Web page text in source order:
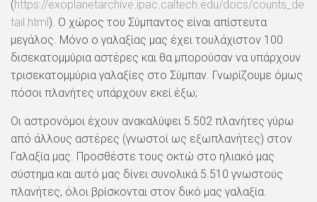
(https://exoplanetarchive.ipac.caltech.edu/docs/counts_de
tail.html). Ο χώρος του Σύμπαντος είναι απίστευτα
μεγάλος. Μόνο ο γαλαξίας μας έχει τουλάχιστον 100
δισεκατομμύρια αστέρες και θα μπορούσαν να υπάρχουν
τρισεκατομμύρια γαλαξίες στο Σύμπαν. Γνωρίζουμε όμως
πόσοι πλανήτες υπάρχουν εκεί έξω;
Οι αστρονόμοι έχουν ανακαλύψει 5.502 πλανήτες γύρω
από άλλους αστέρες (γνωστοί ως εξωπλανήτες) στον
Γαλαξία μας. Προσθέστε τους οκτώ στο ηλιακό μας
σύστημα και αυτό μας δίνει συνολικά 5.510 γνωστούς
πλανήτες, όλοι βρίσκονται στον δικό μας γαλαξία.